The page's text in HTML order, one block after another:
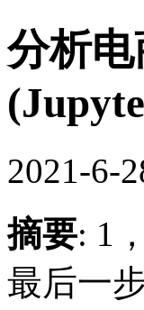
分析
2021-6-
摘要: 1
最后一